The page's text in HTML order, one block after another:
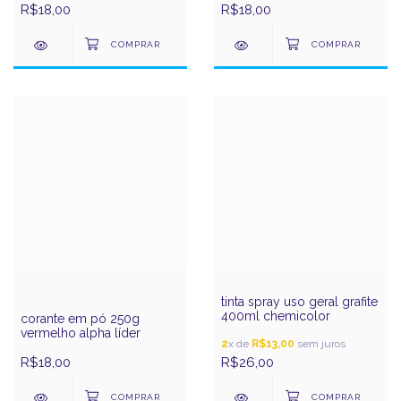
R$18,00 R$18,00
corante em pó 250g
vermelho alpha líder
R$18,00
tinta spray uso geral grafite
400ml chemicolor
2x de R$13,00 sem juros
R$26,00